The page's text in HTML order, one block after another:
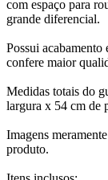
com espaço para
grande diferencial.
Possui acabamento
confere maior
Medidas totais do
largura x 54 cm de
Imagens
produto.